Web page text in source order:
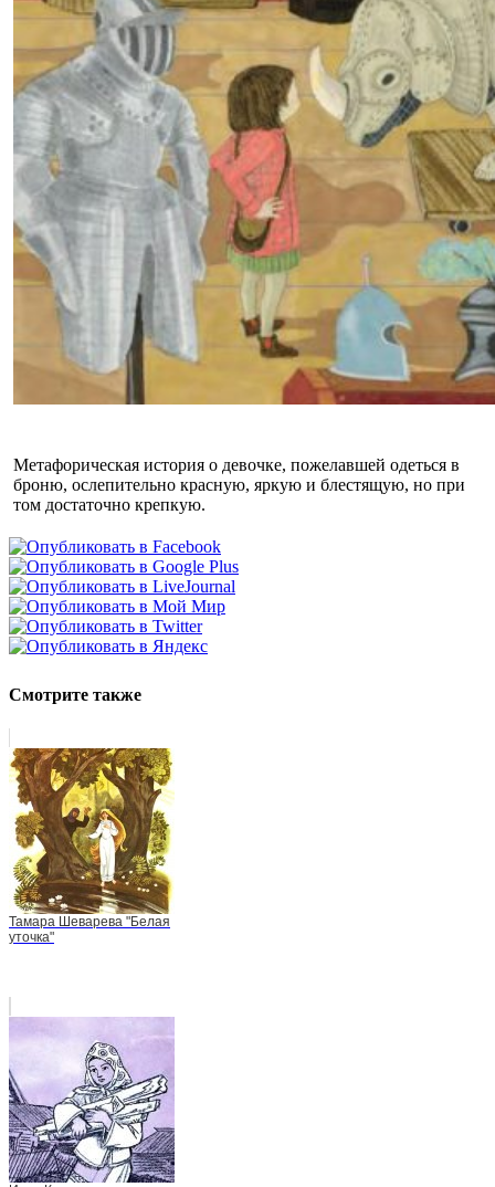
Метафорическая история о девочке, пожелавшей одеться в
броню, ослепительно красную, яркую и блестящую, но при
том достаточно крепкую.
Смотрите также
Тамара Шеварева "Белая
уточка"